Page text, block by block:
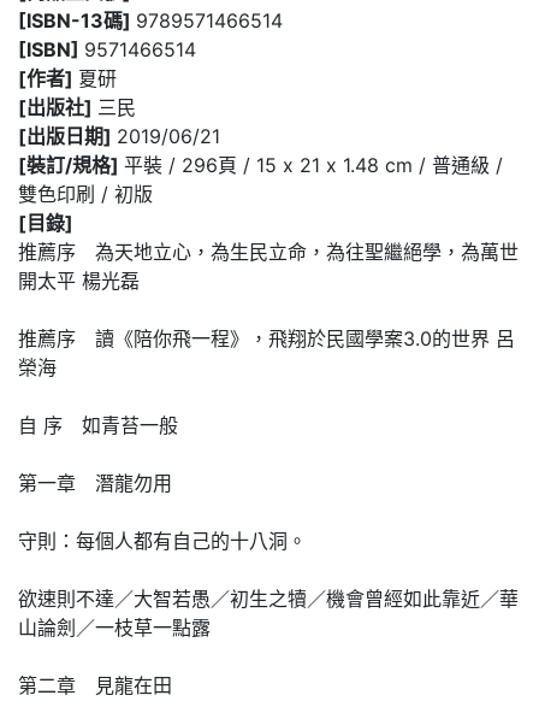
[ISBN-13碼] 9789571466514
[ISBN] 9571466514
[作者] 夏研
[出版社] 三民
[出版日期] 2019/06/21
[裝訂/規格] 平裝 / 296頁 / 15 x 21 x 1.48 cm / 普通級 /
雙色印刷 / 初版
[目錄]
推薦序 為天地立心，為生民立命，為往聖繼絕學，為萬世
開太平 楊光磊
推薦序 讀《陪你飛一程》，飛翔於民國學案3.0的世界 呂
榮海
自 序 如青苔一般
第一章 潛龍勿用
守則：每個人都有自己的十八洞。
欲速則不達／大智若愚／初生之犢／機會曾經如此靠近／華
山論劍／一枝草一點露
第二章 見龍在田